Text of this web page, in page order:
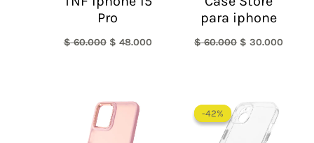
Pro
$60.000 $ 48.000
para iphone
$60.000 $ 30.000
-42%
-42%
precio
original